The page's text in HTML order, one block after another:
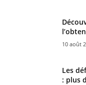
10 août
Les
: plus